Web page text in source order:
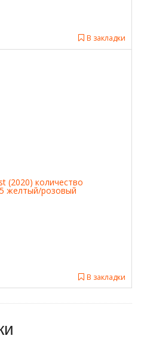
В закладки
(2020) количество
желтый/розовый
В закладки